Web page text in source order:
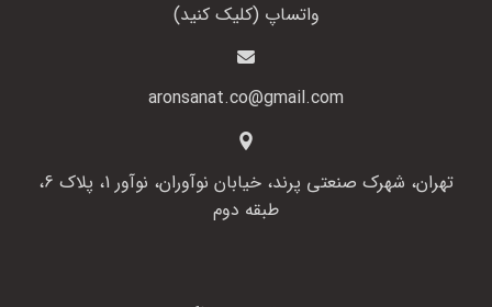
واتساپ (کلیک کنید)
aronsanat.co@gmail.com
تهران، شهرک صنعتی پرند، خیابان نوآوران، نوآور 1، پلاک 6،
طبقه دوم